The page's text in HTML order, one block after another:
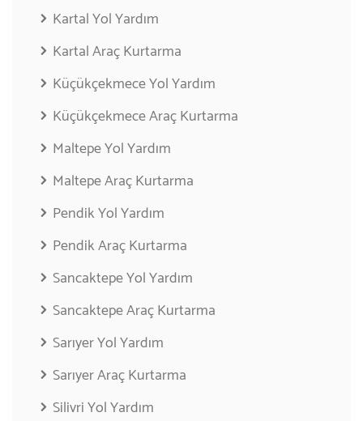
Kartal Yol Yardım
Kartal Araç Kurtarma
Küçükçekmece Yol Yardım
Küçükçekmece Araç Kurtarma
Maltepe Yol Yardım
Maltepe Araç Kurtarma
Pendik Yol Yardım
Pendik Araç Kurtarma
Sancaktepe Yol Yardım
Sancaktepe Araç Kurtarma
Sarıyer Yol Yardım
Sarıyer Araç Kurtarma
Silivri Yol Yardım